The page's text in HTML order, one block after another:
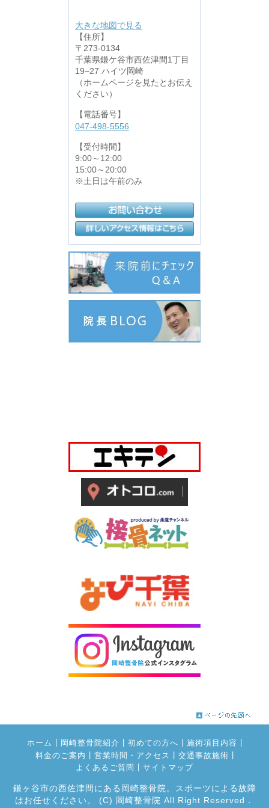
大きな地図で見る
【住所】
〒273-0134
千葉県鎌ケ谷市西佐津間1丁目
19−27 ハイツ岡崎
（ホームページを見たとお伝え
ください）
【電話番号】
047-498-5556
【受付時間】
9:00～12:00
15:00～20:00
※土日は午前のみ
ホーム 岡崎整骨院紹介 初めての方へ 施術項目内容
料金のご案内
営業時間・アクセス 交通事故施術
よくあるご質問
サイトマップ
鎌ヶ谷市の西佐津間にある岡崎整骨院。スポーツによる故障
はお任せください。 (C) 岡崎整骨院 All Right Reserved．